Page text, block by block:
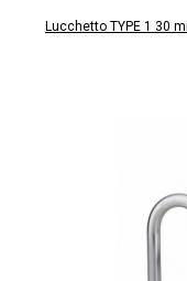
Lucchetto TYPE 1 30